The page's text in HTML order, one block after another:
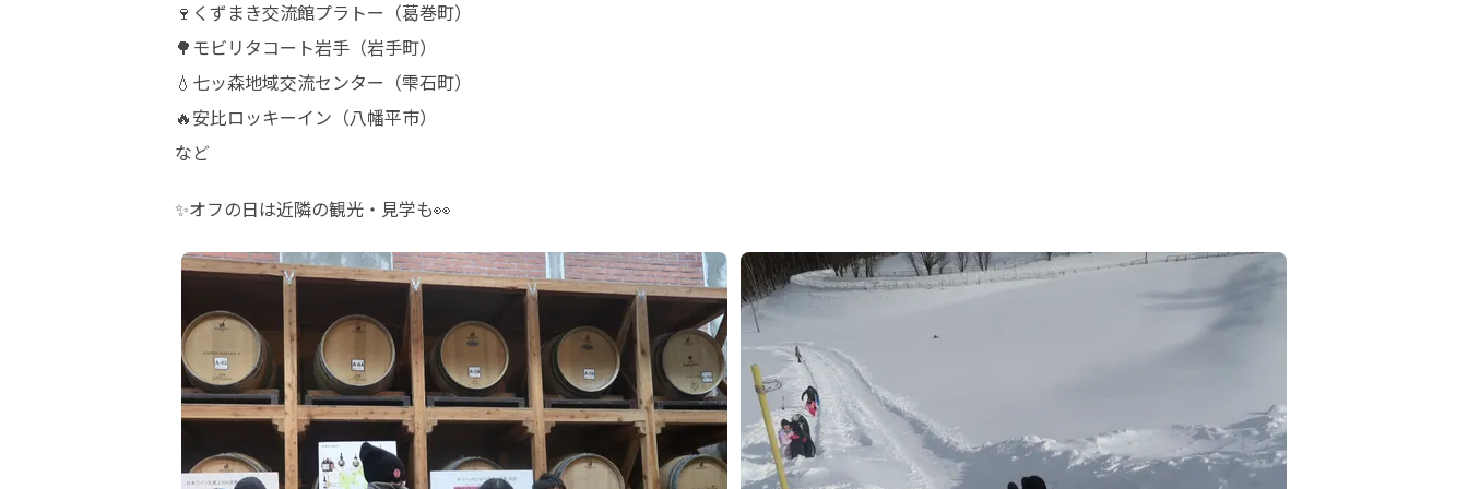
🍷くずまき交流館プラトー（葛巻町）
🌳モビリタコート岩手（岩手町）
💧七ッ森地域交流センター（雫石町）
🔥安比ロッキーイン（八幡平市）
など
✨オフの日は近隣の観光・見学も👀